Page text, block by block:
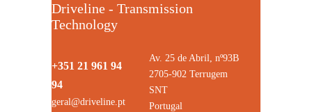
Driveline - Transmission
Technology
+351 21 961 94
94
geral@driveline.pt
Av. 25 de Abril, nº93B
2705-902 Terrugem
SNT
Portugal